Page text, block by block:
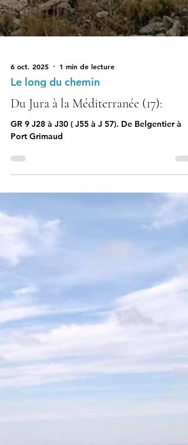
Le long du chemin
Du Jura à la Méditerranée (17):
Port Grimaud